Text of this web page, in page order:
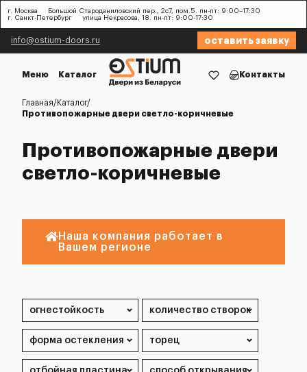
г. Москва
Большой Староданиловский пер., 2с7, пом.5. пн-пт: 9:00–17:30
г. Санкт-Петербург
улица Некрасова, 18. пн-пт: 9:00-17:30
info@ostium-doors.ru оставить заявку
Меню Каталог Контакты
Главная
Каталог
Противопожарные двери светло-коричневые
Противопожарные двери
светло-коричневые
Наша компания работает в
Вашем регионе